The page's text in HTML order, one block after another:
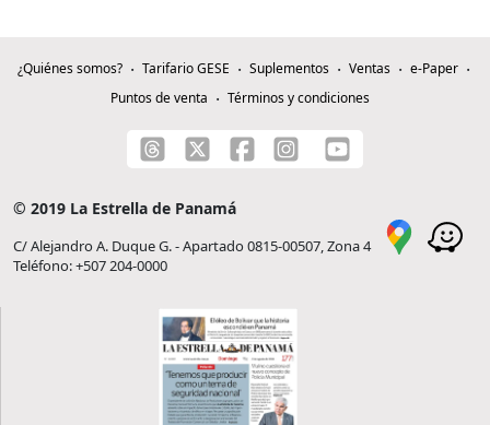
¿Quiénes somos? Tarifario GESE Suplementos Ventas
e-Paper
Puntos de venta
Términos y condiciones
© 2019 La Estrella de Panamá
C/ Alejandro A. Duque G. - Apartado 0815-00507, Zona 4
Teléfono: +507 204-0000